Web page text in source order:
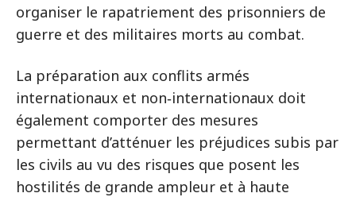
organiser le rapatriement des prisonniers de
guerre et des militaires morts au combat.
La préparation aux conflits armés
internationaux et non‑internationaux doit
également comporter des mesures
permettant d’atténuer les préjudices subis par
les civils au vu des risques que posent les
hostilités de grande ampleur et à haute